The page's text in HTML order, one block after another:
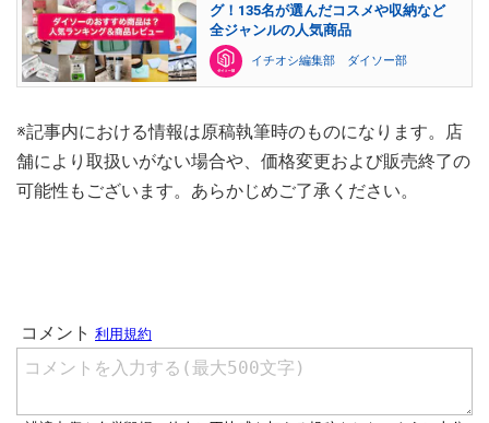
グ！135名が選んだコスメや収納など
全ジャンルの人気商品
イチオシ編集部 ダイソー部
※記事内における情報は原稿執筆時のものになります。店
舗により取扱いがない場合や、価格変更および販売終了の
可能性もございます。あらかじめご了承ください。